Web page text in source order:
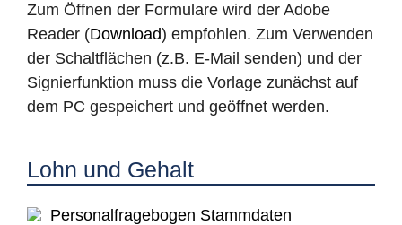
Zum Öffnen der Formulare wird der Adobe
Reader (Download) empfohlen. Zum Verwenden
der Schaltflächen (z.B. E-Mail senden) und der
Signierfunktion muss die Vorlage zunächst auf
dem PC gespeichert und geöffnet werden.
Lohn und Gehalt
Personalfragebogen Stammdaten